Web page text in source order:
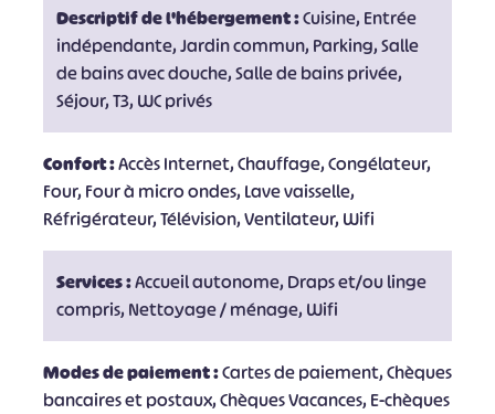
Descriptif de l'hébergement :Cuisine, Entrée
indépendante, Jardin commun, Parking, Salle
de bains avec douche, Salle de bains privée,
Séjour, T3, WC privés
Confort :Accès Internet, Chauffage, Congélateur,
Four, Four à micro ondes, Lave vaisselle,
Réfrigérateur, Télévision, Ventilateur, Wifi
Services :Accueil autonome, Draps et/ou linge
compris, Nettoyage / ménage, Wifi
Modes de paiement :Cartes de paiement, Chèques
bancaires et postaux, Chèques Vacances, E-chèques